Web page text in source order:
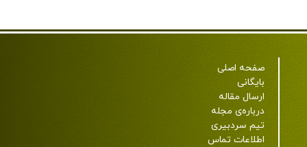
صفحه اصلی
بایگانی
ارسال مقاله
درباره‌ی مجله
تیم سردبیری
اطلاعات تماس